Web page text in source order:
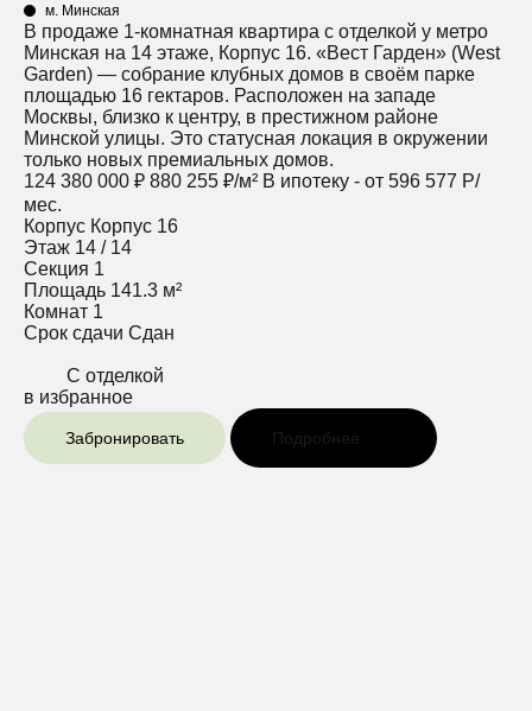
м. Минская
В продаже 1-комнатная квартира с отделкой у метро
Минская на 14 этаже, Корпус 16. «Вест Гарден» (West
Garden) — собрание клубных домов в своём парке
площадью 16 гектаров. Расположен на западе
Москвы, близко к центру, в престижном районе
Минской улицы. Это статусная локация в окружении
только новых премиальных домов.
124 380 000 ₽ 880 255 ₽/м² В ипотеку - от 596 577 Р/
мес.
Корпус Корпус 16
Этаж 14 / 14
Секция 1
Площадь 141.3 м²
Комнат 1
Срок сдачи Сдан
С отделкой
в избранное
Забронировать Подробнее